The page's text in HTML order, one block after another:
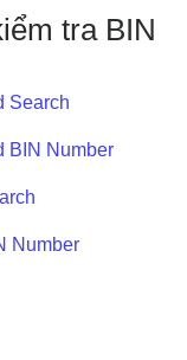
tra BIN
Search
BIN Number
Number